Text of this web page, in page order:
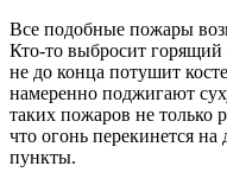
Все подобные пожары
Кто-то выбросит горящий
не до конца потушит
намеренно поджигают
таких пожаров не только
что огонь перекинется
пункты.